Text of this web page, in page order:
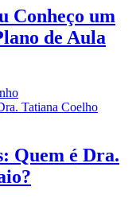
Conheço um
de Aula
Quem é Dra.